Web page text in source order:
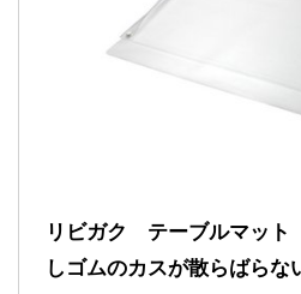
リビガク テーブルマッ
しゴムのカスが散らばらな